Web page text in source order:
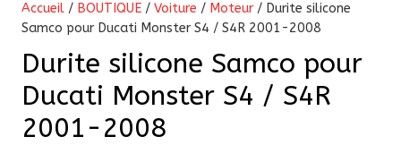
Accueil / BOUTIQUE / Voiture / Moteur / Durite silicone
Samco pour Ducati Monster S4 / S4R 2001-2008
Durite silicone Samco pour
Ducati Monster S4 / S4R
2001-2008